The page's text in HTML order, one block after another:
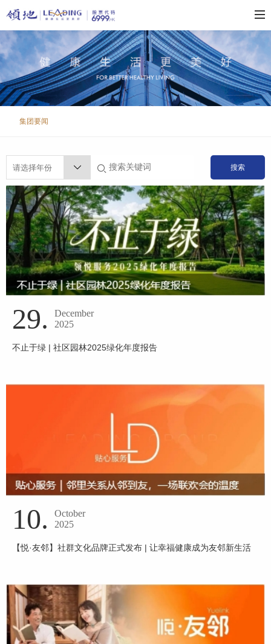
集团要闻
搜索
29.
December
2025
不止于绿 | 社区园林2025绿化年度报告
10.
October
2025
【悦·友邻】社群文化品牌正式发布 | 让幸福健康成为友邻新生活